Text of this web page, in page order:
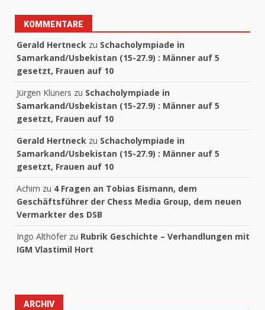
KOMMENTARE
Gerald Hertneck zu Schacholympiade in
Samarkand/Usbekistan (15-27.9) : Männer auf 5
gesetzt, Frauen auf 10
Jürgen Klüners zu Schacholympiade in
Samarkand/Usbekistan (15-27.9) : Männer auf 5
gesetzt, Frauen auf 10
Gerald Hertneck zu Schacholympiade in
Samarkand/Usbekistan (15-27.9) : Männer auf 5
gesetzt, Frauen auf 10
Achim zu 4 Fragen an Tobias Eismann, dem
Geschäftsführer der Chess Media Group, dem neuen
Vermarkter des DSB
Ingo Althöfer zu Rubrik Geschichte – Verhandlungen mit
IGM Vlastimil Hort
ARCHIV